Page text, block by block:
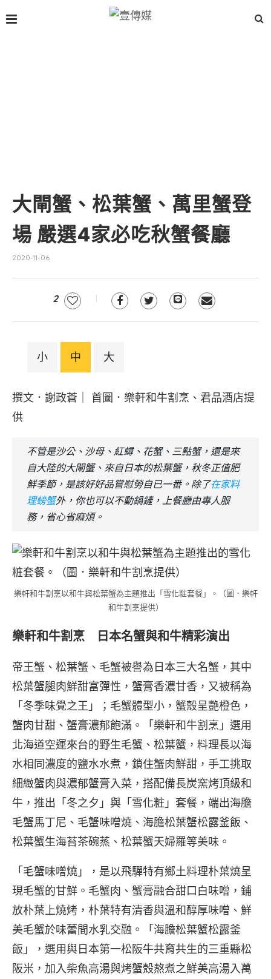
大閘蟹、松葉蟹、萬里蟹登
場 嚴選4家必吃秋蟹餐廳
2020-11-06
2
小 中 大
撰文．謝政蒼｜ 首圖．樂軒和牛割烹、君品酒店提
供
不管是沙公、沙母、紅蟳、花蟹、三點蟹，還是來
自大陸的大閘蟹、來自日本的松葉蟹，秋冬正值肥
鮮季節，是該好好品嘗慰勞自已一番。除了在家料
理螃蟹外，你也可以不動鍋鏟，上餐廳由專人服
務，省心省麻煩。
樂軒和牛割烹以和牛與松葉蟹為主題推出「雪化粧套餐」。（圖．樂軒
和牛割烹提供）
樂軒和牛割烹 日本名蟹與和牛精彩演出
帝王蟹、松葉蟹、毛蟹被譽為日本三大名蟹，其中
松葉蟹腿肉鮮甜富彈性，蟹膏香濃甘香，又被稱為
「冬季味覺之王」；毛蟹體型小，蟹殼呈艷橙色，
蟹肉甘甜、蟹膏濃郁飽滿。「樂軒和牛割烹」選用
北海道空運來台的野生毛蟹、松葉蟹，料理長以海
水相同濃度的鹽水水煮，鎖住蟹肉鮮甜，手工挑取
細緻蟹肉與濃郁蟹膏入菜，搭配備長炭窯烤頂級和
牛，推出「冬之夕」與「雪化粧」套餐，端出海膽
毛蟹馬丁尼、毛蟹味噌燒、海膽松葉蟹松露釜飯、
松葉蟹生海苔茶碗蒸、松葉蟹天婦羅等美味。
「毛蟹味噌燒」，是以飛驒特有鄉土料理朴葉燒呈
現毛蟹的甘鮮。毛蟹肉、蟹膏融合甜口白味噌，鋪
放朴葉上燒烤，朴葉特有清香與溫和醇厚味噌、鮮
美毛蟹於味蕾間水乳交融。「海膽松葉蟹松露釜
飯」，選用與日本第一松阪牛共育共生的三重縣松
阪米，加入柴魚高湯與烤蟹殼熬煮之鮮美高湯入萬